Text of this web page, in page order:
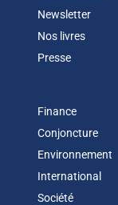
Newsletter
Nos livres
Presse
Finance
Conjoncture
Environnement
International
Société